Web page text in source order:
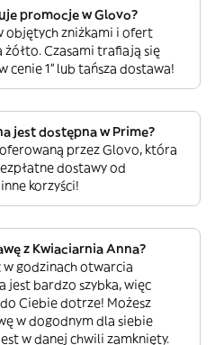
promocje w Glovo?
objętych zniżkami i ofert
żółto. Czasami trafiają się
cenie 1” lub tańsza dostawa!
jest dostępna w Prime?
przez Glovo, która
dostawy od
korzyści!
z Kwiaciarnia Anna?
w godzinach otwarcia
jest bardzo szybka, więc
Ciebie dotrze! Możesz
w dogodnym dla siebie
w danej chwili zamknięty.